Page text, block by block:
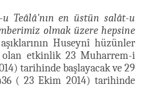
u Teâlâ'nın en üstün salât-u
olmak üzere hepsine
Huseynî hüzünler
olan etkinlik 23 Muharrem-i
tarihinde başlayacak ve 29
( 23 Ekim 2014) tarihinde